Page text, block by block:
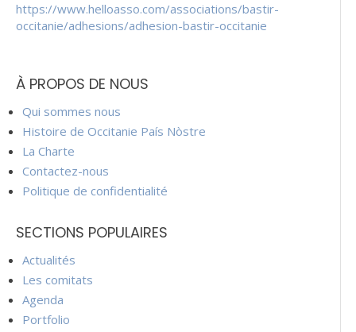
https://www.helloasso.com/associations/bastir-
occitanie/adhesions/adhesion-bastir-occitanie
À PROPOS DE NOUS
Qui sommes nous
Histoire de Occitanie País Nòstre
La Charte
Contactez-nous
Politique de confidentialité
SECTIONS POPULAIRES
Actualités
Les comitats
Agenda
Portfolio